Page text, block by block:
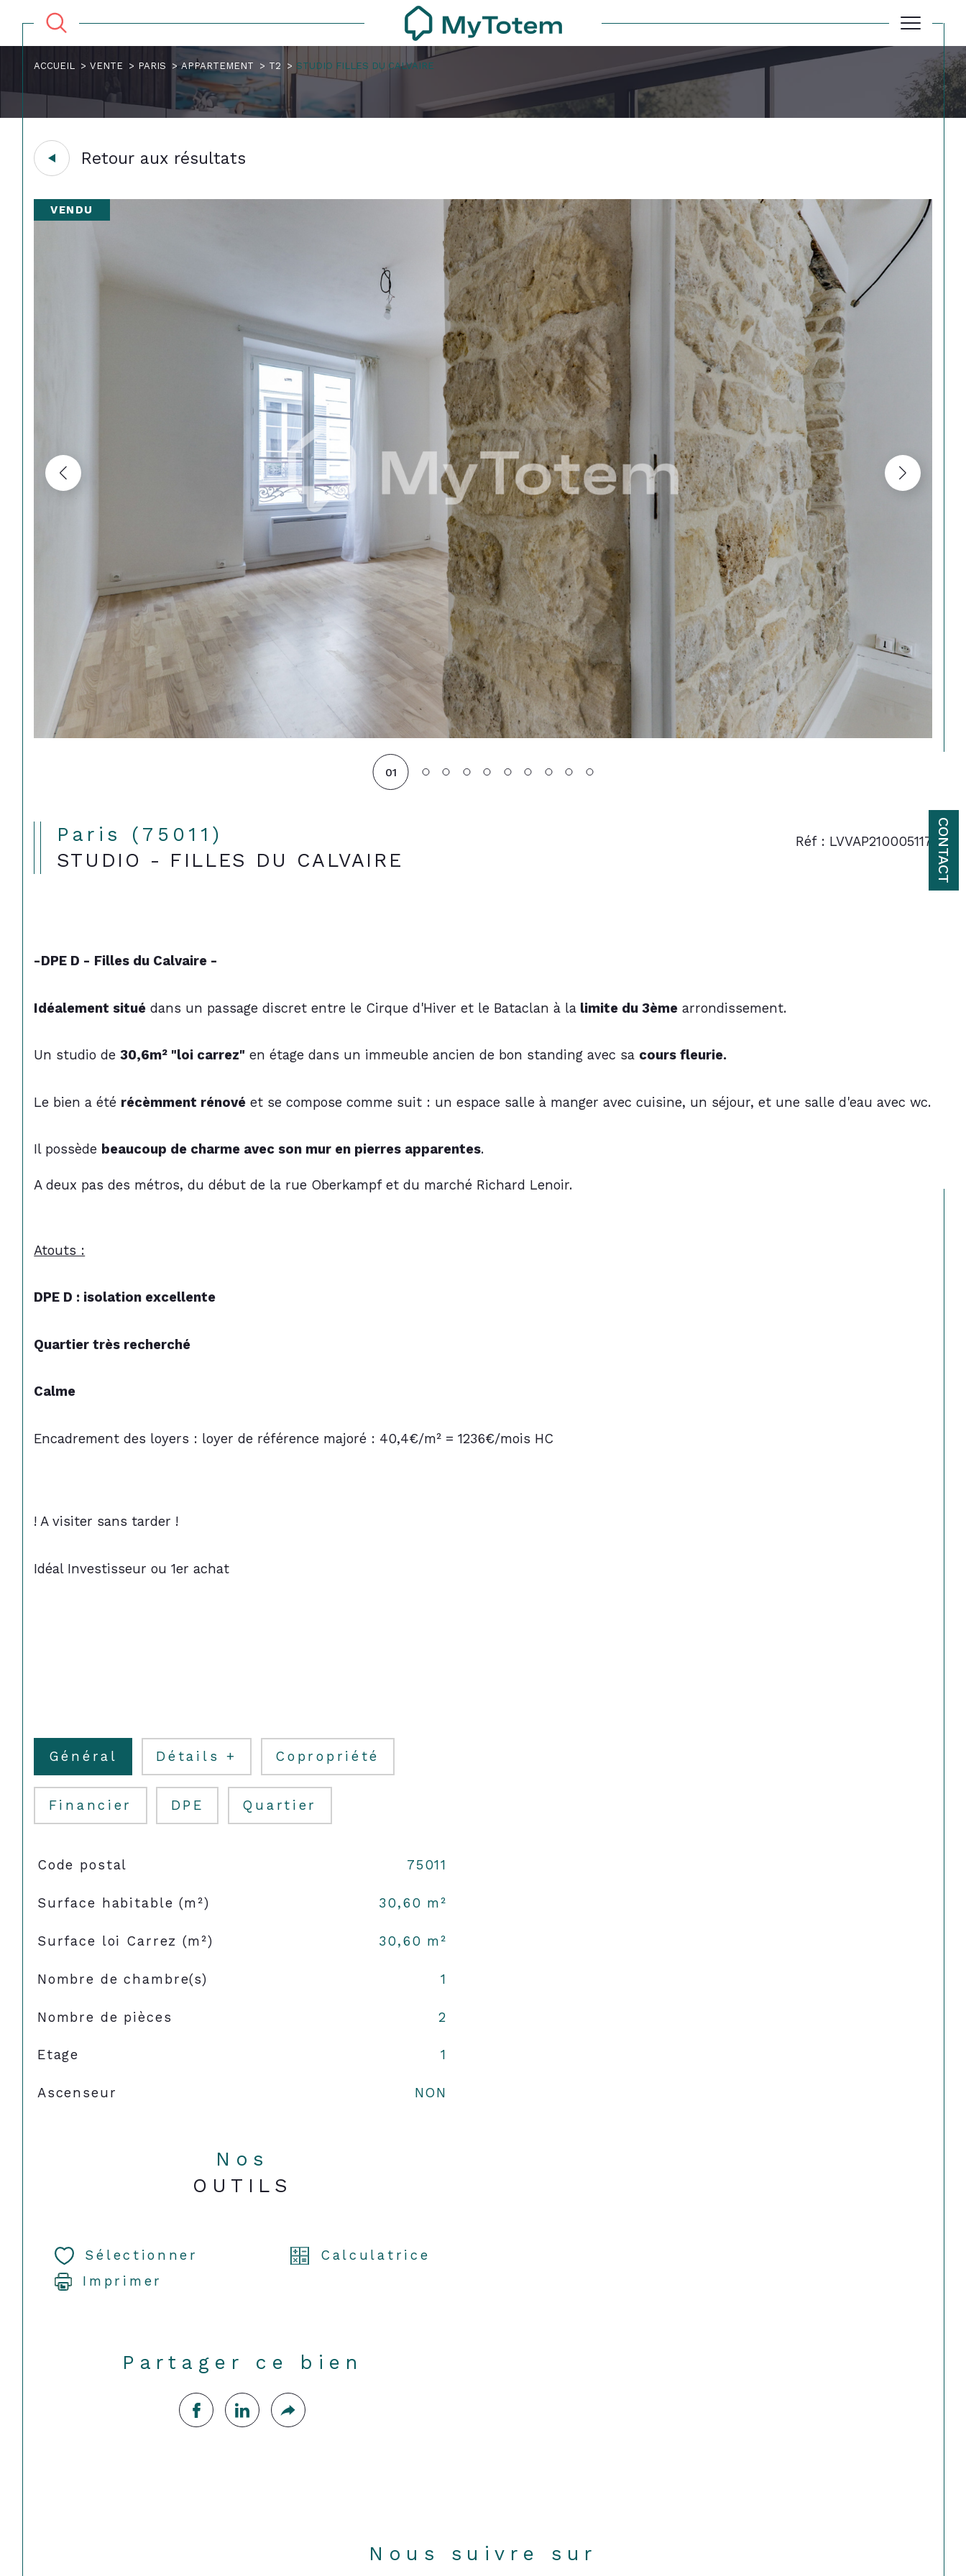
CONTACT
ACCUEIL VENTE PARIS APPARTEMENT T2 STUDIO FILLES DU CALVAIRE
Retour aux résultats
VENDU
01
Paris (75011)
STUDIO - FILLES DU CALVAIRE
Réf : LVVAP210005117
-DPE D - Filles du Calvaire -
Idéalement situé dans un passage discret entre le Cirque d'Hiver et le Bataclan à la limite du 3ème arrondissement.
Un studio de 30,6m² "loi carrez" en étage dans un immeuble ancien de bon standing avec sa cours fleurie.
Le bien a été récèmment rénové et se compose comme suit : un espace salle à manger avec cuisine, un séjour, et une salle d'eau avec wc.
Il possède beaucoup de charme avec son mur en pierres apparentes.
A deux pas des métros, du début de la rue Oberkampf et du marché Richard Lenoir.
Atouts :
DPE D : isolation excellente
Quartier très recherché
Calme
Encadrement des loyers : loyer de référence majoré : 40,4€/m² = 1236€/mois HC
! A visiter sans tarder !
Idéal Investisseur ou 1er achat
Général Détails + Copropriété
Financier DPE Quartier
TRAD_SIROCCO_Caracteristique
Code postal 75011
Surface habitable (m²) 30,60 m²
Surface loi Carrez (m²) 30,60 m²
Nombre de chambre(s) 1
Nombre de pièces 2
Etage 1
Ascenseur NON
Nos
OUTILS
Sélectionner
Calculatrice
Imprimer
Partager ce bien
Nous suivre sur